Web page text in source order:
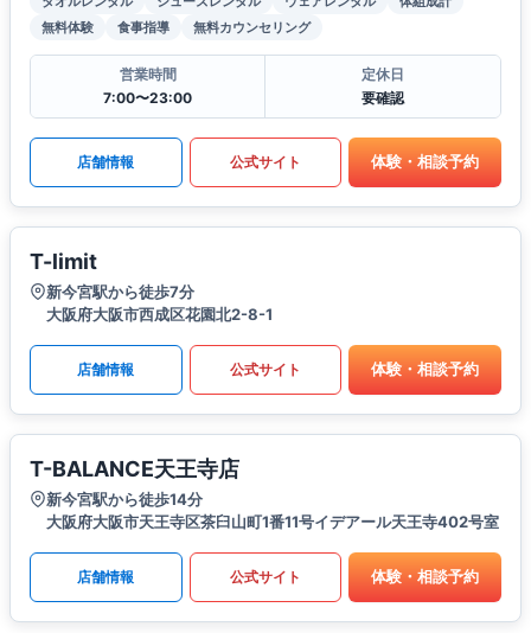
無料体験
食事指導 無料カウンセリング
営業時間
7:00〜23:00
定休日
要確認
店舗情報 公式サイト 体験・相談予約
T-limit
新今宮駅から徒歩7分
大阪府大阪市西成区花園北2-8-1
店舗情報 公式サイト 体験・相談予約
T-BALANCE天王寺店
新今宮駅から徒歩14分
大阪府大阪市天王寺区茶臼山町1番11号イデアール天王寺402号室
店舗情報 公式サイト 体験・相談予約